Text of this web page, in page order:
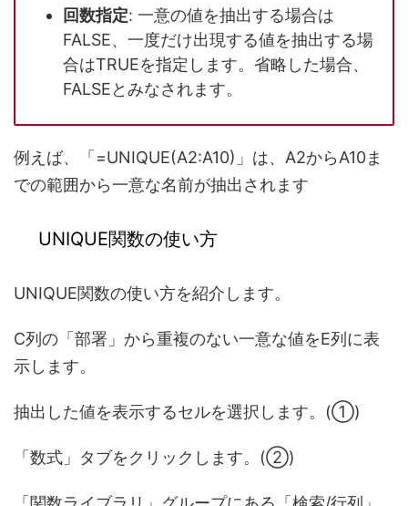
回数指定: 一意の値を抽出する場合は
FALSE、一度だけ出現する値を抽出する場
合はTRUEを指定します。省略した場合、
FALSEとみなされます。
例えば、「=UNIQUE(A2:A10)」は、A2からA10ま
での範囲から一意な名前が抽出されます
UNIQUE関数の使い方
UNIQUE関数の使い方を紹介します。
C列の「部署」から重複のない一意な値をE列に表
示します。
抽出した値を表示するセルを選択します。(①)
「数式」タブをクリックします。(②)